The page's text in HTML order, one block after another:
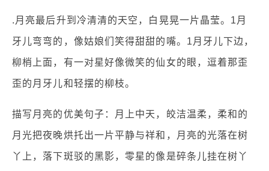
.月亮最后升到冷清清的天空，白晃晃一片晶莹。1月
牙儿弯弯的，像姑娘们笑得甜甜的嘴。1月牙儿下边，
柳梢上面，有一对星好像微笑的仙女的眼，逗着那歪
歪的月牙儿和轻摆的柳枝。
描写月亮的优美句子：月上中天，皎洁温柔，柔和的
月光把夜晚烘托出一片平静与祥和，月亮的光落在树
丫上，落下斑驳的黑影，零星的像是碎条儿挂在树丫